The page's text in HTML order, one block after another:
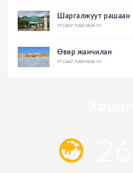
Шаргалжуут рашаан
УТСААР ЛАВЛАНА УУ
Өвөр жанчилан
УТСААР ЛАВЛАНА УУ